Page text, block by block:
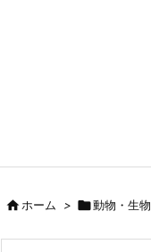
ホーム > 動物・生物